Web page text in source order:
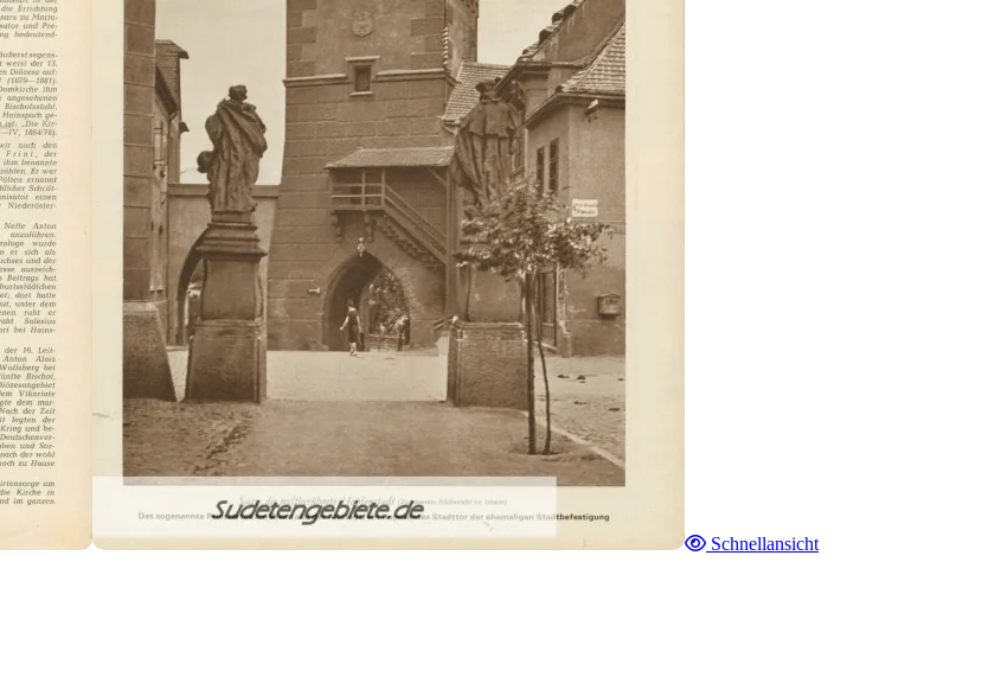
Schnellansicht